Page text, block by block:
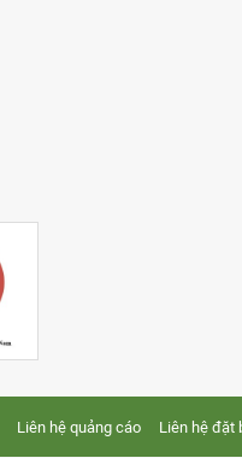
Liên hệ quảng cáo Liên hệ đặt